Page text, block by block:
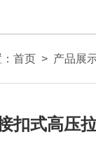
首页 > 产品展
扣式高压